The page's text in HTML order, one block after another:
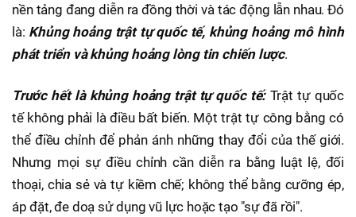
nền tảng đang diễn ra đồng thời và tác động lẫn nhau. Đó
là: Khủng hoảng trật tự quốc tế, khủng hoảng mô hình
phát triển và khủng hoảng lòng tin chiến lược.
Trước hết là khủng hoảng trật tự quốc tế:Trật tự quốc
tế không phải là điều bất biến. Một trật tự công bằng có
thể điều chỉnh để phản ánh những thay đổi của thế giới.
Nhưng mọi sự điều chỉnh cần diễn ra bằng luật lệ, đối
thoại, chia sẻ và tự kiềm chế; không thể bằng cưỡng ép,
áp đặt, đe doạ sử dụng vũ lực hoặc tạo "sự đã rồi".